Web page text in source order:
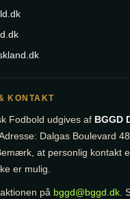
KONTAKT
Fodbold udgives af BGGD
Dalgas Boulevard
at personlig kontakt
er mulig.
på bggd@bggd.dk.